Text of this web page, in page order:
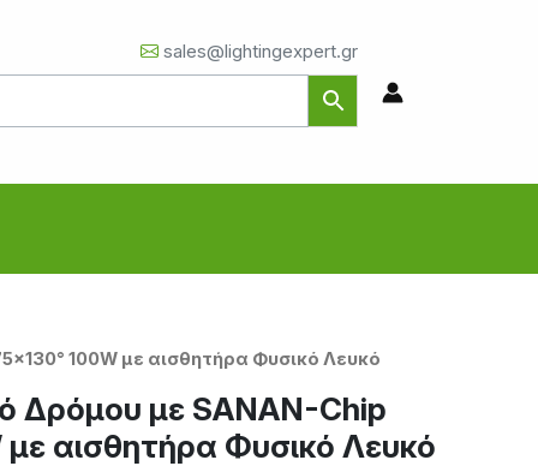
sales@lightingexpert.gr
100W με αισθητήρα Φυσικό Λευκό
Δρόμου με SANAN-Chip
με αισθητήρα Φυσικό Λευκό